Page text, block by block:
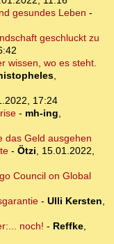
gesundes Leben -
geschluckt zu
wissen, wo es steht.
,
17:24
- mh-ing,
das Geld ausgehen
- Ötzi, 15.01.2022,
Council on Global
- Ulli Kersten,
noch! - Reffke,